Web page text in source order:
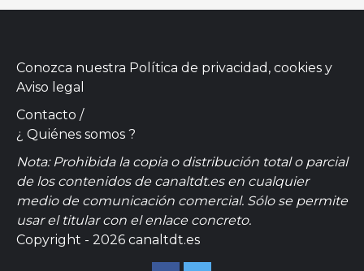
Conozca nuestra Política de privacidad, cookies y
Aviso legal
Contacto /
¿ Quiénes somos ?
Nota: Prohibida la copia o distribución total o parcial
de los contenidos de canaltdt.es en cualquier
medio de comunicación comercial. Sólo se permite
usar el titular con el enlace concreto.
Copyright - 2026 canaltdt.es